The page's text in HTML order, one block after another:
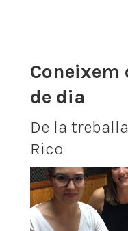
Coneixem
de dia
De la
Rico